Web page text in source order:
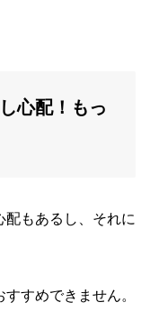
心配！もっ
もあるし、それに
すめできません。